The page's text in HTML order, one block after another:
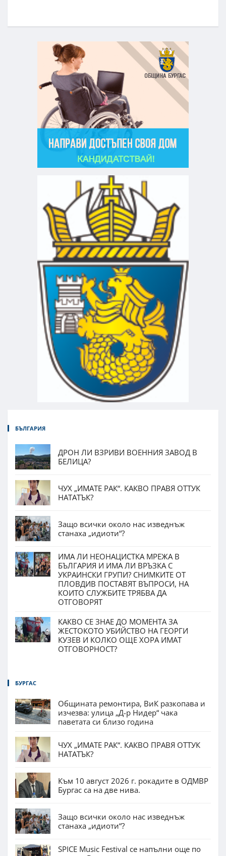
БЪЛГАРИЯ
ДРОН ЛИ ВЗРИВИ ВОЕННИЯ ЗАВОД В
БЕЛИЦА?
ЧУХ „ИМАТЕ РАК“. КАКВО ПРАВЯ ОТТУК
НАТАТЪК?
Защо всички около нас изведнъж
станаха „идиоти“?
ИМА ЛИ НЕОНАЦИСТКА МРЕЖА В
БЪЛГАРИЯ И ИМА ЛИ ВРЪЗКА С
УКРАИНСКИ ГРУПИ? СНИМКИТЕ ОТ
ПЛОВДИВ ПОСТАВЯТ ВЪПРОСИ, НА
КОИТО СЛУЖБИТЕ ТРЯБВА ДА
ОТГОВОРЯТ
КАКВО СЕ ЗНАЕ ДО МОМЕНТА ЗА
ЖЕСТОКОТО УБИЙСТВО НА ГЕОРГИ
КУЗЕВ И КОЛКО ОЩЕ ХОРА ИМАТ
ОТГОВОРНОСТ?
БУРГАС
Общината ремонтира, ВиК разкопава и
изчезва: улица „Д-р Нидер“ чака
паветата си близо година
ЧУХ „ИМАТЕ РАК“. КАКВО ПРАВЯ ОТТУК
НАТАТЪК?
Към 10 август 2026 г. рокадите в ОДМВР
Бургас са на две нива.
Защо всички около нас изведнъж
станаха „идиоти“?
SPICE Music Festival се напълни още по